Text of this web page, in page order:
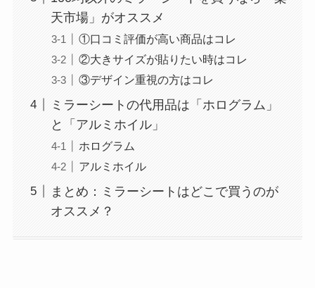
天市場」がオススメ
①口コミ評価が高い商品はコレ
②大きサイズが貼りたい時はコレ
③デザイン重視の方はコレ
ミラーシートの代用品は「ホログラム」
と「アルミホイル」
ホログラム
アルミホイル
まとめ：ミラーシートはどこで買うのが
オススメ？